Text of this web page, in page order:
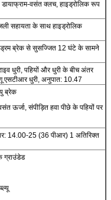
वसंत क्लच, हाइड्रोलिक रूप
सहायता के साथ हाइड्रोलिक
ब्रेक से सुसज्जित 12 घंटे के सामने
धुरी, पहियों और धुरी के बीच अंतर
एसटीआर धुरी, अनुपात: 10.47
ब्रेक
ऊर्जा, संपीड़ित हवा पीछे के पहियों पर
14.00-25 (36 पीआर) 1 अतिरिक्त
ग्राउंडेड